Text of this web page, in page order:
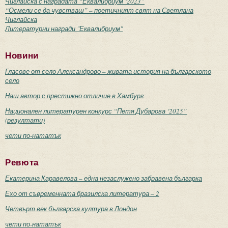
“Осмели се да чувстваш” – поетичният свят на Светлана
Чиглайска
Литературни награди "Еквалибриум"
Новини
Гласове от село Александрово – живата история на българското
село
Наш автор с престижно отличие в Хамбург
Национален литературен конкурс “Петя Дубарова ‘2025”
(резултати)
чети по-нататък
Ревюта
Екатерина Каравелова – една незаслужено забравена българка
Ехо от съвременната бразилска литература – 2
Четвърт век българска култура в Лондон
чети по-нататък